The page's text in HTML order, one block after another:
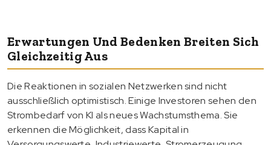
Erwartungen Und Bedenken Breiten Sich
Gleichzeitig Aus
Die Reaktionen in sozialen Netzwerken sind nicht
ausschließlich optimistisch. Einige Investoren sehen den
Strombedarf von KI als neues Wachstumsthema. Sie
erkennen die Möglichkeit, dass Kapital in